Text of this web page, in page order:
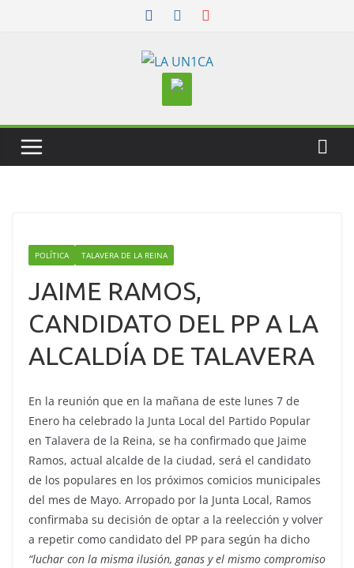
POLÍTICA TALAVERA DE LA REINA
JAIME RAMOS,
CANDIDATO DEL PP A LA
ALCALDÍA DE TALAVERA
En la reunión que en la mañana de este lunes 7 de
Enero ha celebrado la Junta Local del Partido Popular
en Talavera de la Reina, se ha confirmado que Jaime
Ramos, actual alcalde de la ciudad, será el candidato
de los populares en los próximos comicios municipales
del mes de Mayo. Arropado por la Junta Local, Ramos
confirmaba su decisión de optar a la reelección y volver
a repetir como candidato del PP para según ha dicho
“luchar con la misma ilusión, ganas y el mismo compromiso